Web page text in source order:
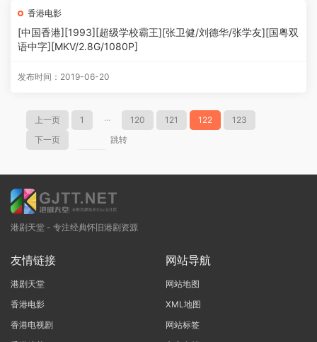
香港电影
[中国香港][1993][超级学校霸王][张卫健/刘德华/张学友][国粤双
语中字][MKV/2.8G/1080P]
发布时间：2019-06-20
上一页 1 ··· 120 121 122
123
下一页
跳转
港剧天堂 - 专注经典怀旧港剧资源
友情链接
港剧天堂
香港电影
香港电视剧
网站导航
网站地图
XML地图
网站标签